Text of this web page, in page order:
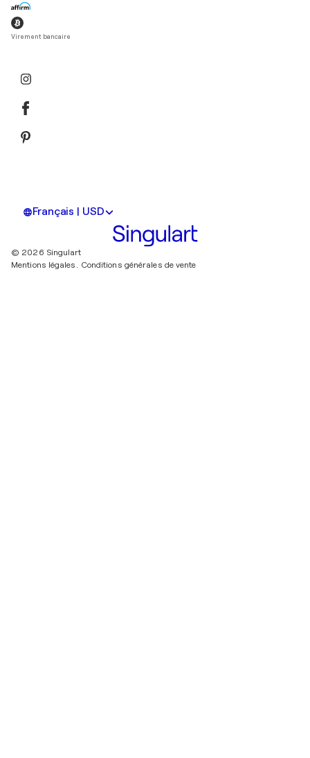
Virement bancaire
Français | USD
© 2026 Singulart
Mentions légales. Conditions générales de vente